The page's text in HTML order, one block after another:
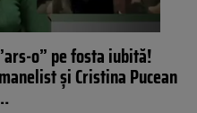
o” pe fosta iubită!
și Cristina Pucean